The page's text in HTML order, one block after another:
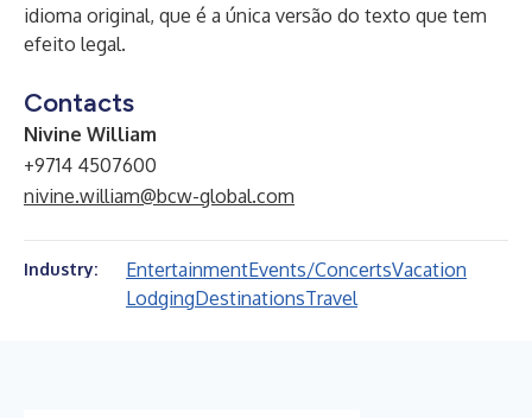
idioma original, que é a única versão do texto que tem
efeito legal.
Contacts
Nivine William
+9714 4507600
nivine.william@bcw-global.com
Industry: EntertainmentEvents/ConcertsVacation
LodgingDestinationsTravel